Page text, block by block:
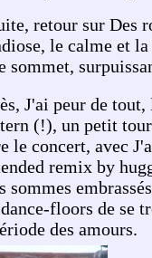
retour sur Des
le calme et
sommet,
J'ai peur de
(!), un petit
le concert, avec
remix by
sommes
floors de se
des amours.